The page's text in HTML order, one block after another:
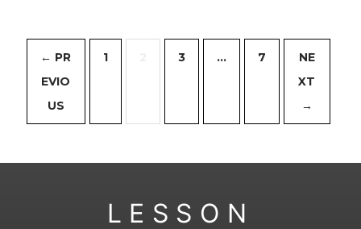
← PR
EVIO
US
1 3 … 7
NE
XT
→
LESSON